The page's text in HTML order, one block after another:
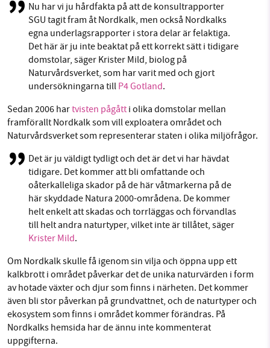
Nu har vi ju hårdfakta på att de konsultrapporter
SGU tagit fram åt Nordkalk, men också Nordkalks
egna underlagsrapporter i stora delar är felaktiga.
Det här är ju inte beaktat på ett korrekt sätt i tidigare
domstolar, säger Krister Mild, biolog på
Naturvårdsverket, som har varit med och gjort
undersökningarna till P4 Gotland.
Sedan 2006 hartvisten pågått i olika domstolar mellan
framförallt Nordkalk som vill exploatera området och
Naturvårdsverket som representerar staten i olika miljöfrågor.
Det är ju väldigt tydligt och det är det vi har hävdat
tidigare. Det kommer att bli omfattande och
oåterkalleliga skador på de här våtmarkerna på de
här skyddade Natura 2000-områdena. De kommer
helt enkelt att skadas och torrläggas och förvandlas
till helt andra naturtyper, vilket inte är tillåtet, säger
Krister Mild.
Om Nordkalk skulle få igenom sin vilja och öppna upp ett
kalkbrott i området påverkar det de unika naturvärden i form
av hotade växter och djur som finns i närheten. Det kommer
även bli stor påverkan på grundvattnet, och de naturtyper och
ekosystem som finns i området kommer förändras. På
Nordkalks hemsida har de ännu inte kommenterat
uppgifterna.